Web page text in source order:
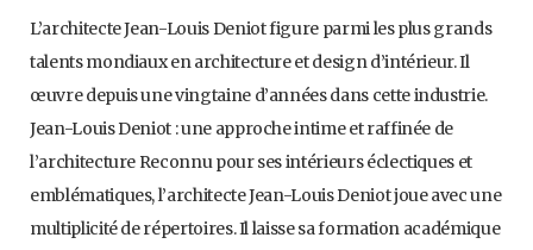
L’architecte Jean-Louis Deniot figure parmi les plus grands
talents mondiaux en architecture et design d’intérieur. Il
œuvre depuis une vingtaine d’années dans cette industrie.
Jean-Louis Deniot : une approche intime et raffinée de
l’architecture Reconnu pour ses intérieurs éclectiques et
emblématiques, l’architecte Jean-Louis Deniot joue avec une
multiplicité de répertoires. Il laisse sa formation académique